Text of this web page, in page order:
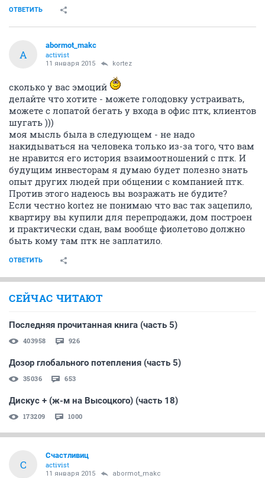
ОТВЕТИТЬ
A
abormot_makc
activist
11 января 2015 kortez
сколько у вас эмоций
делайте что хотите - можете голодовку устраивать,
можете с лопатой бегать у входа в офис птк, клиентов
шугать )))
моя мысль была в следующем - не надо
накидываться на человека только из-за того, что вам
не нравится его история взаимоотношений с птк. И
будущим инвесторам я думаю будет полезно знать
опыт других людей при общении с компанией птк.
Против этого надеюсь вы возражать не будите?
Если честно kortez не понимаю что вас так зацепило,
квартиру вы купили для перепродажи, дом построен
и практически сдан, вам вообще фиолетово должно
быть кому там птк не заплатило.
ОТВЕТИТЬ
СЕЙЧАС ЧИТАЮТ
Последняя прочитанная книга (часть 5)
403958 926
Дозор глобального потепления (часть 5)
35036 653
Дискус + (ж-м на Высоцкого) (часть 18)
173209 1000
С
Счастливиц
activist
11 января 2015 abormot_makc